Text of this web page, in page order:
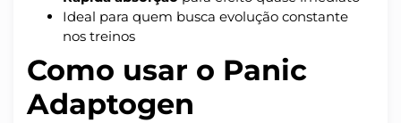
Ideal para quem busca evolução constante
nos treinos
Como usar o Panic
Adaptogen